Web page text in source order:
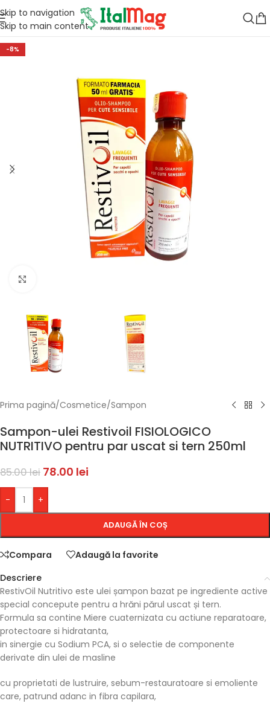
Skip to navigation
Skip to main content
-8%
Prima pagină/Cosmetice/Sampon
Sampon-ulei Restivoil FISIOLOGICO
NUTRITIVO pentru par uscat si tern 250ml
85.00lei 78.00 lei
- +
ADAUGĂ ÎN COȘ
Compara
Adaugă la favorite
Descriere
RestivOil Nutritivo este ulei șampon bazat pe ingrediente active
special concepute pentru a hrăni părul uscat și tern.
Formula sa contine Miere cuaternizata cu actiune reparatoare,
protectoare si hidratanta,
in sinergie cu Sodium PCA, si o selectie de componente
derivate din ulei de masline
cu proprietati de lustruire, sebum-restauratoare si emoliente
care, patrund adanc in fibra capilara,